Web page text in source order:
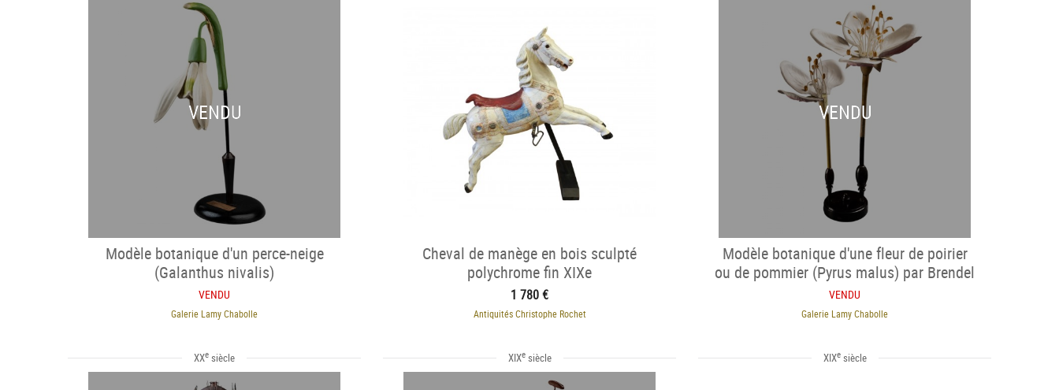
VENDU
Modèle botanique d'un perce-neige
(Galanthus nivalis)
VENDU
Galerie Lamy Chabolle
Cheval de manège en bois sculpté
polychrome fin XIXe
1 780 €
Antiquités Christophe Rochet
VENDU
Modèle botanique d'une fleur de poirier
ou de pommier (Pyrus malus) par Brendel
VENDU
Galerie Lamy Chabolle
XXe siècle XIXesiècle XIXesiècle